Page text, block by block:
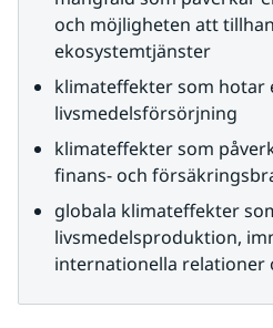
och möjligheten att
ekosystemtjänster
klimateffekter som hotar
livsmedelsförsörjning
klimateffekter som
finans- och
globala klimateffekter
livsmedelsproduktion,
internationella relationer